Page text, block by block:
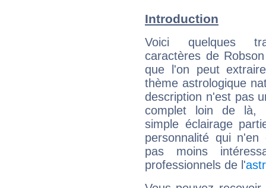
Introduction
Voici quelques
caractères de
que l'on peut
thème astrologique
description n'est pas
complet loin de là,
simple éclairage
personnalité qui n'en
pas moins
professionnels de l'